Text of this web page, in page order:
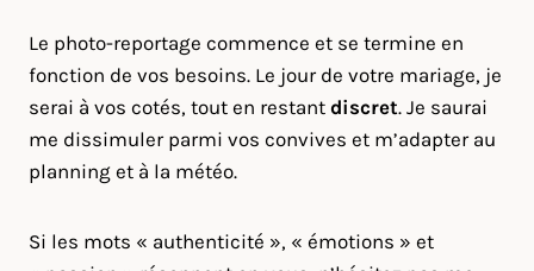
Le photo-reportage commence et se termine en
fonction de vos besoins. Le jour de votre mariage, je
serai à vos cotés, tout en restant discret. Je saurai
me dissimuler parmi vos convives et m’adapter au
planning et à la météo.
Si les mots « authenticité », « émotions » et